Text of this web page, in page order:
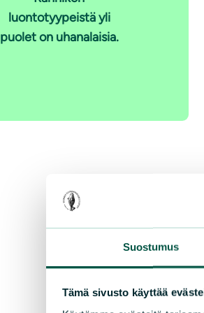
Suostumus
Tämä sivusto käyttää
luontotyypeistä yli
puolet on uhanalaisia.